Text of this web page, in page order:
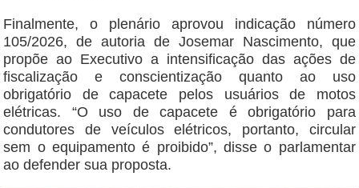
Finalmente, o plenário aprovou indicação número
105/2026, de autoria de Josemar Nascimento, que
propõe ao Executivo a intensificação das ações de
fiscalização e conscientização quanto ao uso
obrigatório de capacete pelos usuários de motos
elétricas. “O uso de capacete é obrigatório para
condutores de veículos elétricos, portanto, circular
sem o equipamento é proibido”, disse o parlamentar
ao defender sua proposta.